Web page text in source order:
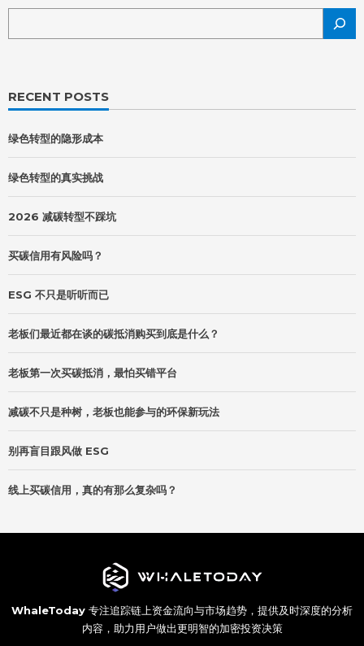
RECENT POSTS
绿色转型的隐形成本
绿色转型的真实挑战
2026 减碳转型不踩坑
买碳信用有风险吗？
ESG 不只是听听而已
老板们最近都在谈的碳抵消购买到底是什么？
老板第一次买碳抵消，最怕买错平台
减碳不只是种树，老板也能参与的环保新玩法
别再盲目跟风做 ESG
线上买碳信用，真的有那么复杂吗？
WhaleToday 专注追踪链上资金流向与市场趋势，提供及时深度的分析
内容，助力用户做出更明智的加密投资决策